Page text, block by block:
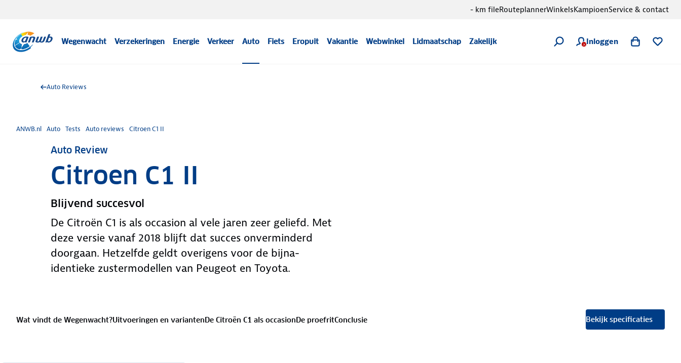
Wegenwacht Verzekeringen Energie Verkeer Auto Fiets Eropuit Vakantie Webwinkel Lidmaatschap Zakelijk Inloggen
- km fileRouteplannerWinkelsKampioenService & contact
Auto Reviews
ANWB.nl Auto Tests Auto reviews Citroen C1 II
Auto Review
Citroen C1 II
Blijvend succesvol
De Citroën C1 is als occasion al vele jaren zeer geliefd. Met
deze versie vanaf 2018 blijft dat succes onverminderd
doorgaan. Hetzelfde geldt overigens voor de bijna-
identieke zustermodellen van Peugeot en Toyota.
Wat vindt de Wegenwacht?Uitvoeringen en variantenDe Citroën C1 als occasionDe proefritConclusie Bekijk specificaties